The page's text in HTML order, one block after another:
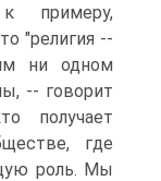
примеру,
"религия --
ни одном
-- говорит
получает
где
роль. Мы